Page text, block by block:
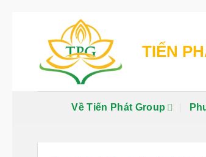
TIẾN
Về Tiến Phát Group